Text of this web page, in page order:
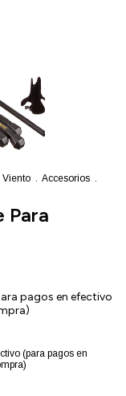
Viento . Accesorios .
Para
pagos en efectivo
(para pagos en